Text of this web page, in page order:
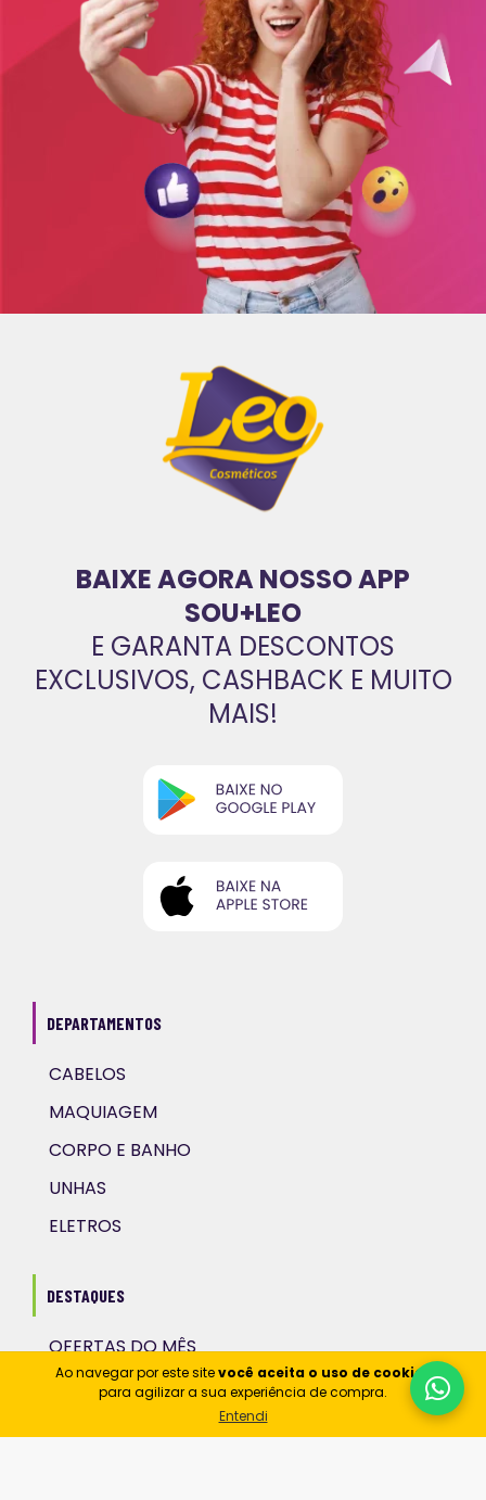
Ao navegar por este sitevocê aceita o uso de cookies
para agilizar a sua experiência de compra.
Entendi
BAIXE AGORA NOSSO APP
SOU+LEO
E GARANTA DESCONTOS
EXCLUSIVOS, CASHBACK E MUITO
MAIS!
DEPARTAMENTOS
CABELOS
MAQUIAGEM
CORPO E BANHO
UNHAS
ELETROS
DESTAQUES
OFERTAS DO MÊS
NOVIDADES
OS MAIS PROCURADOS